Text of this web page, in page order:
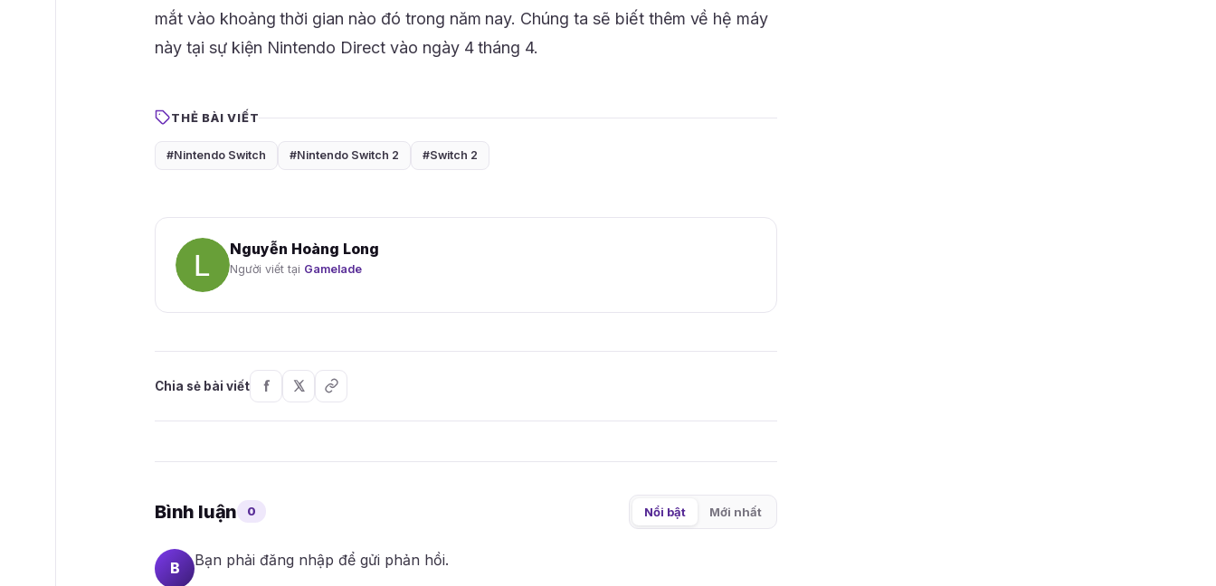
mắt vào khoảng thời gian nào đó trong năm nay. Chúng ta sẽ biết thêm về hệ máy
này tại sự kiện Nintendo Direct vào ngày 4 tháng 4.
THẺ BÀI VIẾT
#Nintendo Switch #Nintendo Switch 2 #Switch 2
Nguyễn Hoàng Long
Người viết tại Gamelade
Chia sẻ bài viết
Bình luận 0 Nổi bật Mới nhất
B Bạn phải đăng nhập để gửi phản hồi.